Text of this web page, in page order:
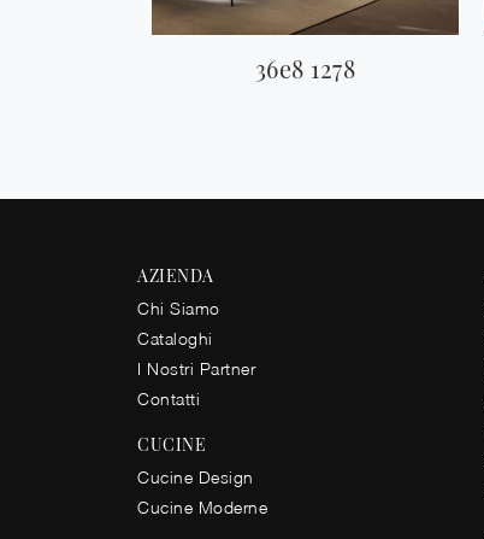
36e8 1278
AZIENDA
Chi Siamo
Cataloghi
I Nostri Partner
Contatti
CUCINE
Cucine Design
Cucine Moderne